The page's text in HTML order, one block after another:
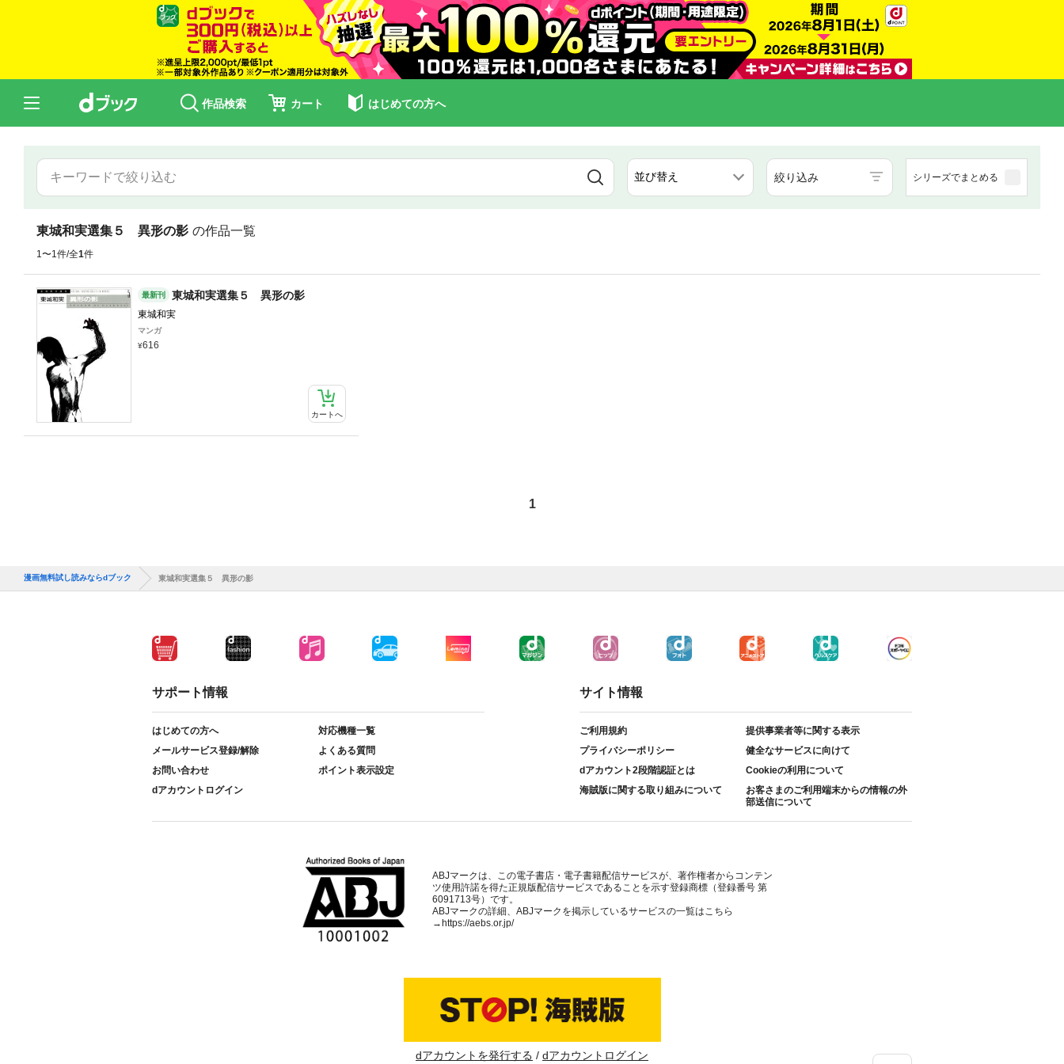
作品検索 カート はじめての方へ
絞り込み シリーズでまとめる
東城和実選集５ 異形の影 の作品一覧
1〜1件/全1件
最新刊 東城和実選集５ 異形の影
東城和実
マンガ
616
カートへ
1
漫画無料試し読みならdブック 東城和実選集５ 異形の影
サポート情報
はじめての方へ
対応機種一覧
メールサービス登録/解除
よくある質問
お問い合わせ
ポイント表示設定
dアカウントログイン
サイト情報
ご利用規約
提供事業者等に関する表示
プライバシーポリシー
健全なサービスに向けて
dアカウント2段階認証とは
Cookieの利用について
海賊版に関する取り組みについて
お客さまのご利用端末からの情報の外
部送信について
ABJマークは、この電子書店・電子書籍配信サービスが、著作権者からコンテン
ツ使用許諾を得た正規版配信サービスであることを示す登録商標（登録番号 第
6091713号）です。
ABJマークの詳細、ABJマークを掲示しているサービスの一覧はこちら
→https://aebs.or.jp/
dアカウントを発行する dアカウントログイン